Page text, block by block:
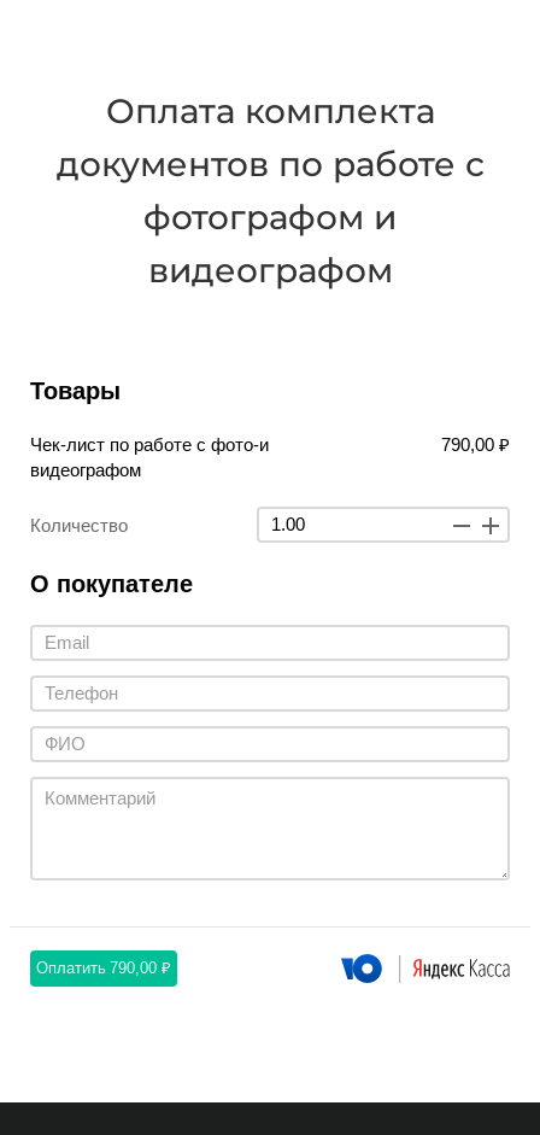
Оплата комплекта
документов по работе с
фотографом и
видеографом
Товары
Чек-лист по работе с фото-и
видеографом
790,00 ₽
Количество
О покупателе
Оплатить 790,00 ₽